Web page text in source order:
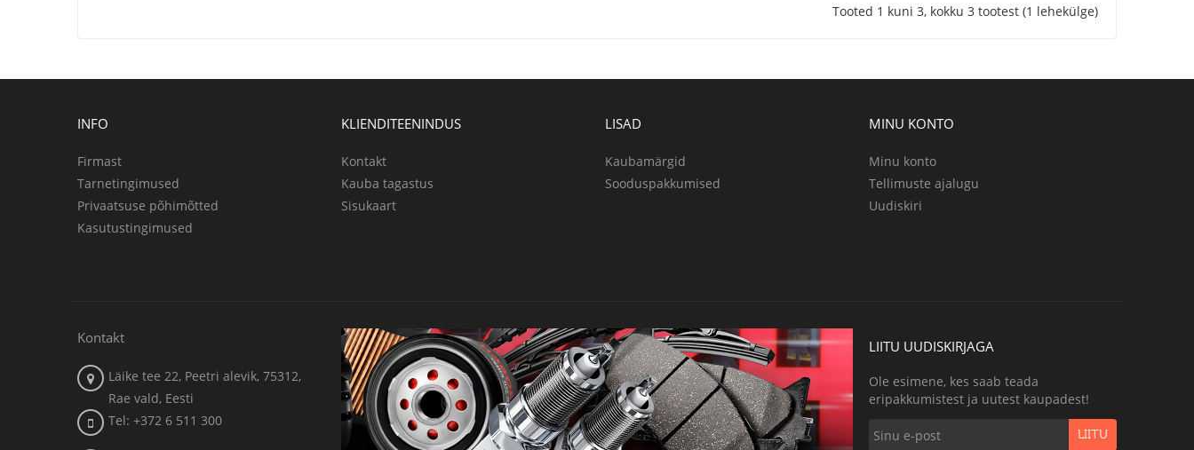
Tooted 1 kuni 3, kokku 3 tootest (1 lehekülge)
INFO
Firmast
Tarnetingimused
Privaatsuse põhimõtted
Kasutustingimused
KLIENDITEENINDUS
Kontakt
Kauba tagastus
Sisukaart
LISAD
Kaubamärgid
Sooduspakkumised
MINU KONTO
Minu konto
Tellimuste ajalugu
Uudiskiri
Kontakt
Läike tee 22, Peetri alevik, 75312,
Rae vald, Eesti
Tel: +372 6 511 300
LIITU UUDISKIRJAGA
Ole esimene, kes saab teada
eripakkumistest ja uutest kaupadest!
LIITU